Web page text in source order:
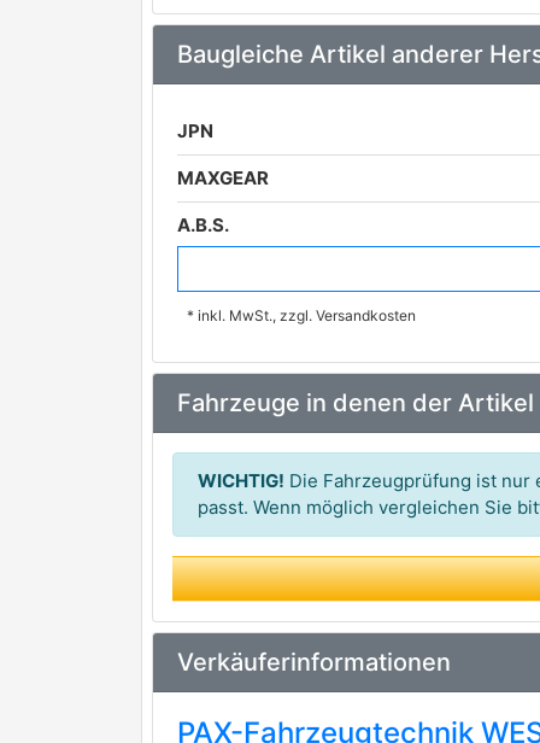
Baugleiche Artikel anderer
JPN
MAXGEAR
A.B.S.
ATE premium Marke
BREMBO premium Marke
TRW premium Marke
TEXTAR
AP
BRECO
RIDEX
* inkl. MwSt., zzgl. Versandkosten
Fahrzeuge in denen der
WICHTIG! Die Fahrzeugprüfung ist nur
passt. Wenn möglich vergleichen Sie
Verkäuferinformationen
PAX-Fahrzeugtechnik